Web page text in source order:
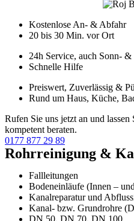
Kostenlose An- & Abfahr
20 bis 30 Min. vor Ort
24h Service, auch Sonn- &
Schnelle Hilfe
Preiswert, Zuverlässig &
Rund um Haus, Küche,
Rufen Sie uns jetzt an und lassen
kompetent beraten.
0177 877 29 89
Rohrreinigung &
Fallleitungen
Bodeneinläufe (Innen –
Kanalreparatur und
Kanal- bzw. Grundrohre